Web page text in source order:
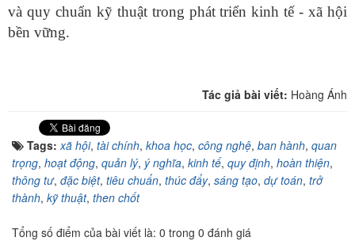
và quy chuẩn kỹ thuật trong phát triển kinh tế - xã hội
bền vững.
Tác giả bài viết: Hoàng Ánh
Tags:xã hội, tài chính, khoa học, công nghệ, ban hành, quan
trọng, hoạt động, quản lý, ý nghĩa, kinh tế, quy định, hoàn thiện,
thông tư, đặc biệt, tiêu chuẩn, thúc đẩy, sáng tạo, dự toán, trở
thành, kỹ thuật, then chốt
Tổng số điểm của bài viết là: 0 trong 0 đánh giá